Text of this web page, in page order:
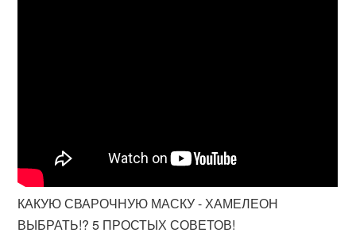
КАКУЮ СВАРОЧНУЮ МАСКУ - ХАМЕЛЕОН
ВЫБРАТЬ!? 5 ПРОСТЫХ СОВЕТОВ!